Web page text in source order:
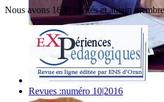
Nous avons 1680 invités et aucun
Revues :numéro 10|2016